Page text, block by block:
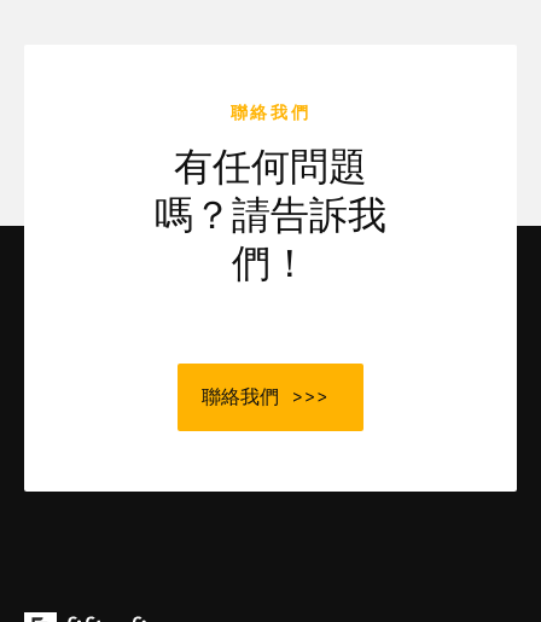
聯絡我們
有任何問題
嗎？請告訴我
們！
聯絡我們